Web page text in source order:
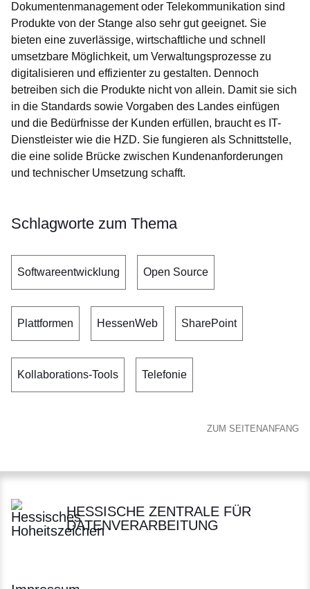
Dokumentenmanagement oder Telekommunikation sind
Produkte von der Stange also sehr gut geeignet. Sie
bieten eine zuverlässige, wirtschaftliche und schnell
umsetzbare Möglichkeit, um Verwaltungsprozesse zu
digitalisieren und effizienter zu gestalten. Dennoch
betreiben sich die Produkte nicht von allein. Damit sie sich
in die Standards sowie Vorgaben des Landes einfügen
und die Bedürfnisse der Kunden erfüllen, braucht es IT-
Dienstleister wie die HZD. Sie fungieren als Schnittstelle,
die eine solide Brücke zwischen Kundenanforderungen
und technischer Umsetzung schafft.
Schlagworte zum Thema
Softwareentwicklung Open Source
Plattformen HessenWeb SharePoint
Kollaborations-Tools Telefonie
ZUM SEITENANFANG
HESSISCHE ZENTRALE FÜR
DATENVERARBEITUNG